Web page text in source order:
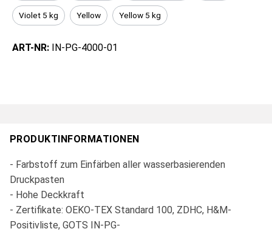
Violet 5 kg Yellow Yellow 5 kg
ART-NR: IN-PG-4000-01
PRODUKTINFORMATIONEN
- Farbstoff zum Einfärben aller wasserbasierenden
Druckpasten
- Hohe Deckkraft
- Zertifikate: OEKO-TEX Standard 100, ZDHC, H&M-
Positivliste, GOTS IN-PG-